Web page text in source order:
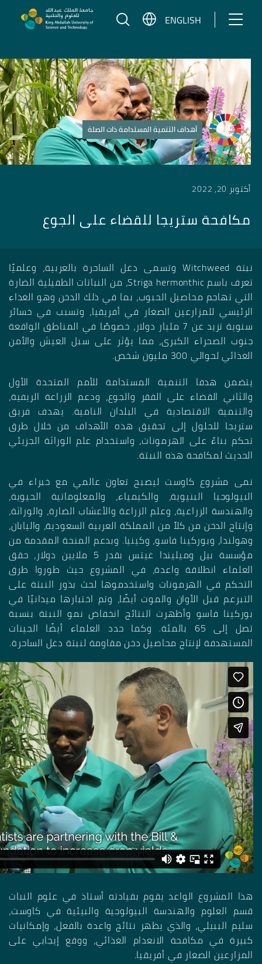
ENGLISH
أهداف التنمية المستدامة ذات الصلة
أكتوبر 20, 2022
مكافحة ستريجا للقضاء على الجوع
نبتة Witchweed وتسمى دغل الساحرة بالعربية، وعلميًا
تعرف باسمStriga hermonthic، من النباتات الطفيلية الضارة
التي تهاجم محاصيل الحبوب، بما في ذلك الدخن وهو الغذاء
الرئيسي للمزارعين الصغار في أفريقيا، وتسبب في خسائر
سنوية تزيد عن 7 مليار دولار، خصوصًا في المناطق الواقعة
جنوب الصحراء الكبرى، مما يؤثر على سبل العيش والأمن
الغذائي لحوالي 300 مليون شخص
.
يتضمن هدفا التنمية المستدامة للأمم المتحدة الأول
والثاني القضاء على الفقر والجوع، ودعم الزراعة الريفية،
والتنمية الاقتصادية في البلدان النامية. يهدف فريق
ستريجا للحلول إلى تحقيق هذه الأهداف من خلال طرق
تحكم بناءً على الهرمونات، واستخدام علم الوراثة الجزيئي
الحديث لمكافحة هذه النبتة.
نمى مشروع كاوست ليصبح تعاون عالمي مع خبراء في
البيولوجيا البنيوية، والكيمياء، والمعلوماتية الحيوية،
والهندسة الزراعية، وعلم الزراعة والأعشاب الضارة، والوراثة،
وإنتاج الدخن من كلاً من المملكة العربية السعودية، واليابان،
وهولندا، وبوركينا فاسو، وكينيا. وبدعم المنحة المقدمة من
مؤسسة بيل وميليندا غيتس بقدر 5 ملايين دولار، حقق
العلماء انطلاقة واعدة، في المشروع حيث طوروا طرق
التحكم في الهرمونات واستخدموها لحث بذور النبتة على
التبرعم قبل الأوان والموت أيضًا، وتم اختبارها ميدانيًا في
بوركينا فاسو وأظهرت النتائج انخفاض نمو النبتة بنسبة
تصل إلى 65 بالمئة. وكما حدد العلماء أيضًا الجينات
المستهدفة لإنتاج محاصيل دخن مقاومة لنبتة دغل الساحرة.
هذا المشروع الواعد يقوم بقيادته أستاذ في علوم النبات
قسم العلوم والهندسة البيولوجية والبيئية في كاوست،
سليم الببيلي، والذي يظهر نتائج واعدة بالفعل، وإمكانيات
كبيرة في مكافحة الانعدام الغذائي، ووقع إيجابي على
المزارعين الصغار في أفريقيا.